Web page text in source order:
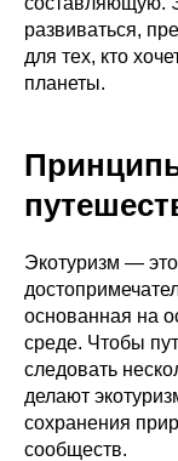
развиваться,
для тех, кто
планеты.
Экотуризм —
основанная на
среде. Чтобы
следовать
делают
сохранения
сообществ.